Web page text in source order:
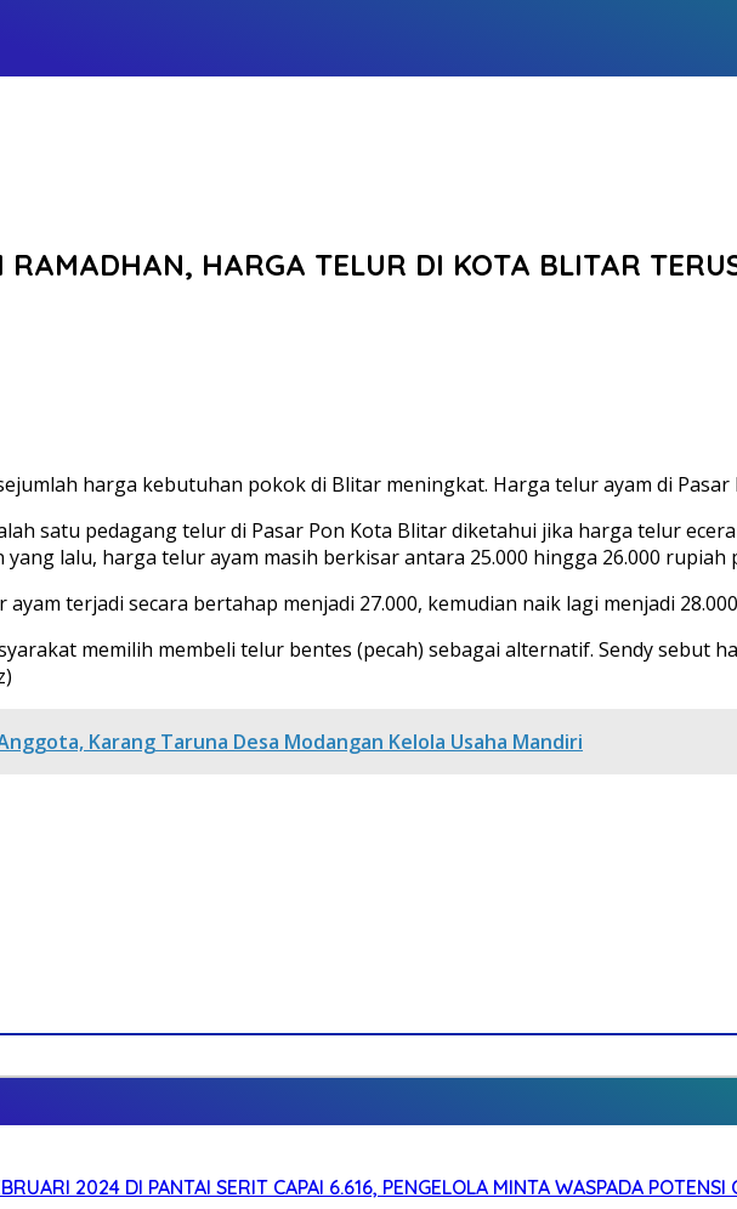
RAMADHAN, HARGA TELUR DI KOTA BLITAR
harga kebutuhan pokok di Blitar meningkat. Harga telur ayam di
satu pedagang telur di Pasar Pon Kota Blitar diketahui jika harga telur
yang lalu, harga telur ayam masih berkisar antara 25.000 hingga 26.000 rupiah
terjadi secara bertahap menjadi 27.000, kemudian naik lagi menjadi
memilih membeli telur bentes (pecah) sebagai alternatif. Sendy sebut
Karang Taruna Desa Modangan Kelola Usaha Mandiri
2024 DI PANTAI SERIT CAPAI 6.616, PENGELOLA MINTA WASPADA POTENSI